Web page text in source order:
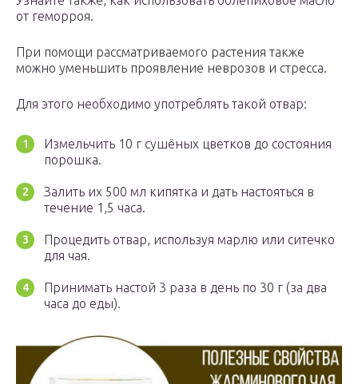
от геморроя.
При помощи рассматриваемого растения также
можно уменьшить проявление неврозов и стресса.
Для этого необходимо употреблять такой отвар:
Измельчить 10 г сушёных цветков до состояния
порошка.
Залить их 500 мл кипятка и дать настояться в
течение 1,5 часа.
Процедить отвар, используя марлю или ситечко
для чая.
Принимать настой 3 раза в день по 30 г (за два
часа до еды).